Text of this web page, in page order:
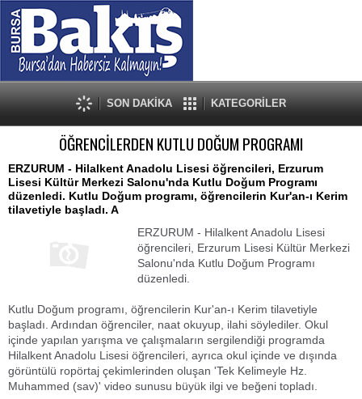
SON DAKİKA KATEGORİLER
ÖĞRENCİLERDEN KUTLU DOĞUM PROGRAMI
ERZURUM - Hilalkent Anadolu Lisesi öğrencileri, Erzurum
Lisesi Kültür Merkezi Salonu'nda Kutlu Doğum Programı
düzenledi. Kutlu Doğum programı, öğrencilerin Kur'an-ı Kerim
tilavetiyle başladı. A
ERZURUM - Hilalkent Anadolu Lisesi
öğrencileri, Erzurum Lisesi Kültür Merkezi
Salonu'nda Kutlu Doğum Programı
düzenledi.
Kutlu Doğum programı, öğrencilerin Kur'an-ı Kerim tilavetiyle
başladı. Ardından öğrenciler, naat okuyup, ilahi söylediler. Okul
içinde yapılan yarışma ve çalışmaların sergilendiği programda
Hilalkent Anadolu Lisesi öğrencileri, ayrıca okul içinde ve dışında
görüntülü ropörtaj çekimlerinden oluşan 'Tek Kelimeyle Hz.
Muhammed (sav)' video sunusu büyük ilgi ve beğeni topladı.